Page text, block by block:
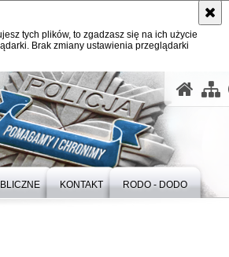
tych plików, to zgadzasz się na ich użycie
Brak zmiany ustawienia przeglądarki
KONTAKT RODO - DODO